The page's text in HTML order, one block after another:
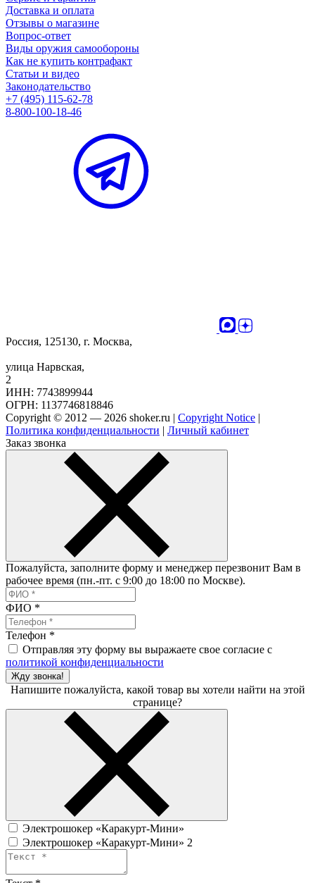
Доставка и оплата
Отзывы о магазине
Вопрос-ответ
Виды оружия самообороны
Как не купить контрафакт
Статьи и видео
Законодательство
+7 (495) 115-62-78
8-800-100-18-46
Россия, 125130, г. Москва,
улица Нарвская,
2
ИНН: 7743899944
ОГРН: 1137746818846
Copyright © 2012 — 2026 shoker.ru | Copyright Notice |
Политика конфиденциальности | Личный кабинет
Заказ звонка
Пожалуйста, заполните форму и менеджер перезвонит Вам в
рабочее время (пн.-пт. с 9:00 до 18:00 по Москве).
ФИО *
Телефон *
Отправляя эту форму вы выражаете свое согласие с
политикой конфиденциальности
Жду звонка!
Напишите пожалуйста, какой товар вы хотели найти на этой
странице?
Электрошокер «Каракурт-Мини»
Электрошокер «Каракурт-Мини» 2